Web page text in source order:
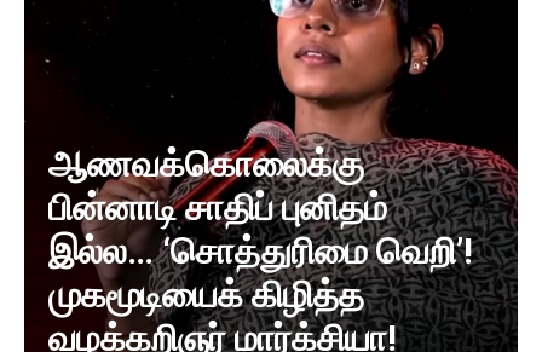
ஆணவக்கொலைக்கு
பின்னாடி சாதிப் புனிதம்
இல்ல… ‘சொத்துரிமை வெறி’!
முகமூடியைக் கிழித்த
வழக்கறிஞர் மார்க்சியா!